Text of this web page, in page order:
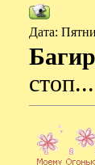
Дата:
стоп...